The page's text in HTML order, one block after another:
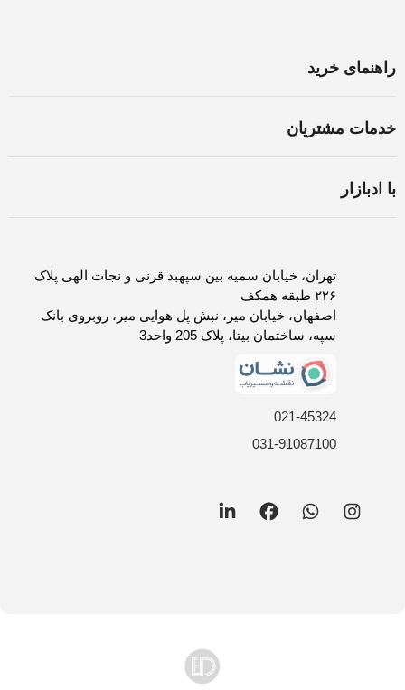
راهنمای خرید
ثبت سفارش
روش های ارسال کالا
خدمات مشتریان
با ادبازار
تماس با ادبازار
فرصت های شغلی
تهران، خیابان سمیه بین سپهبد قرنی و نجات الهی پلاک
۲۲۶ طبقه همکف
اصفهان، خیابان میر، نبش پل هوایی میر، روبروی بانک
سپه، ساختمان بیتا، پلاک 205 واحد3
021-45324
031-91087100
Instagram
WhatsApp
Facebook
LinkedIn